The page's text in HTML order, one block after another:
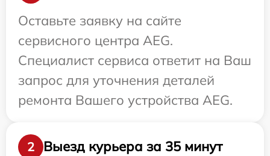
Оставьте заявку на сайте
сервисного центра AEG.
Специалист сервиса ответит на Ваш
запрос для уточнения деталей
ремонта Вашего устройства AEG.
2
Выезд курьера за 35 минут